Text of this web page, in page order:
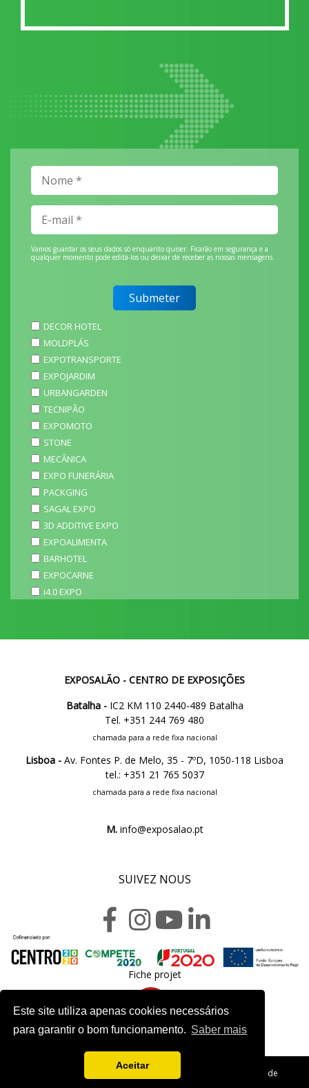
Este site utiliza apenas cookies necessários
para garantir o bom funcionamento. Saber mais
Aceitar
Vamos guardar os seus dados só enquanto quiser. Ficarão em segurança e a
qualquer momento pode editá-los ou deixar de receber as nossas mensagens.
DECOR HOTEL
MOLDPLÁS
EXPOTRANSPORTE
EXPOJARDIM
URBANGARDEN
TECNIPÃO
EXPOMOTO
STONE
MECÂNICA
EXPO FUNERÁRIA
PACKGING
SAGAL EXPO
3D ADDITIVE EXPO
EXPOALIMENTA
BARHOTEL
EXPOCARNE
i4.0 EXPO
EXPOSALÃO - CENTRO DE EXPOSIÇÕES
Batalha -IC2 KM 110 2440-489 Batalha
Tel. +351 244 769 480
chamada para a rede fixa nacional
Lisboa - Av. Fontes P. de Melo, 35 - 7ºD, 1050-118 Lisboa
tel.: +351 21 765 5037
chamada para a rede fixa nacional
M.info@exposalao.pt
SUIVEZ NOUS
Fiche projet
Copyright 2020. Exposalão - Tous droits réservés -
Politique de